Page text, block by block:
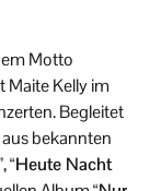
Motto
Maite Kelly im
Begleitet
bekannten
,“Heute Nacht